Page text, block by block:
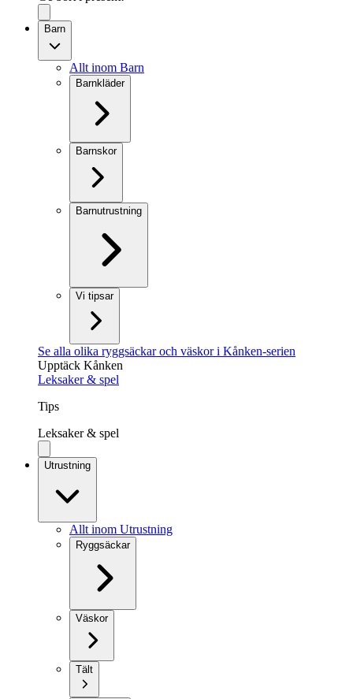
Barn
Allt inom Barn
Barnkläder
Barnskor
Barnutrustning
Vi tipsar
Se alla olika ryggsäckar och väskor i Kånken-serien
Upptäck Kånken
Leksaker & spel
Tips
Leksaker & spel
Utrustning
Allt inom Utrustning
Ryggsäckar
Väskor
Tält